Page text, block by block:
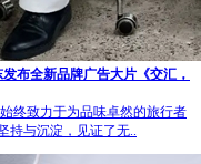
布全新品牌广告大片《交汇，
终致力于为品味卓然的旅行者
持与沉淀，见证了无..